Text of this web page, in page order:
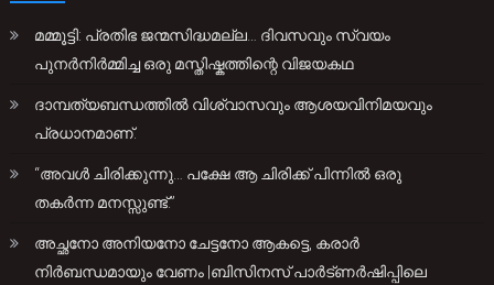
മമ്മൂട്ടി: പ്രതിഭ ജന്മസിദ്ധമല്ല… ദിവസവും സ്വയം
പുനർനിർമ്മിച്ച ഒരു മസ്തിഷ്കത്തിന്റെ വിജയകഥ
ദാമ്പത്യബന്ധത്തിൽ വിശ്വാസവും ആശയവിനിമയവും
പ്രധാനമാണ്.
“അവൾ ചിരിക്കുന്നു… പക്ഷേ ആ ചിരിക്ക് പിന്നിൽ ഒരു
തകർന്ന മനസ്സുണ്ട്.”
അച്ഛനോ അനിയനോ ചേട്ടനോ ആകട്ടെ, കരാർ
നിർബന്ധമായും വേണം |ബിസിനസ് പാർട്ണർഷിപ്പിലെ